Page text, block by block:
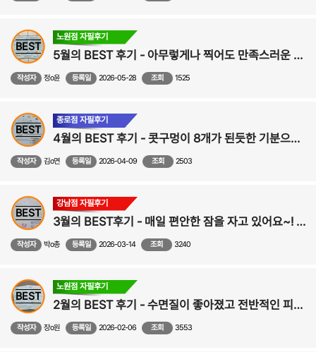
BEST
노원점 자필후기
5월의 BEST 후기 - 아무렇게나 찍어도 만족스러운 사진이 나와서 사진찍는 게 즐거워졌어요!-비중격만곡증,비염,비밸브,코수술 후기
작성자 정o윤 등록일 2026-05-28 조회 1525
BEST
종로점 자필후기
4월의 BEST 후기 - 콧구멍이 8개가 된듯한 기분으로 시원하게 지내고 있습니다. - 비중격,비염,비밸브,코성형 수술후기
작성자 김o연 등록일 2026-04-09 조회 2503
BEST
강남점 자필후기
3월의 BEST후기 - 매일 편안한 잠을 자고 있어요~! ><
작성자 박o총 등록일 2026-03-14 조회 3240
BEST
노원점 자필후기
2월의 BEST 후기 - 수면질이 좋아졌고 전반적인 피로감도 줄었어요! - 비중격,비염,비밸브,코수술 후기
작성자 장o원 등록일 2026-02-06 조회 3553